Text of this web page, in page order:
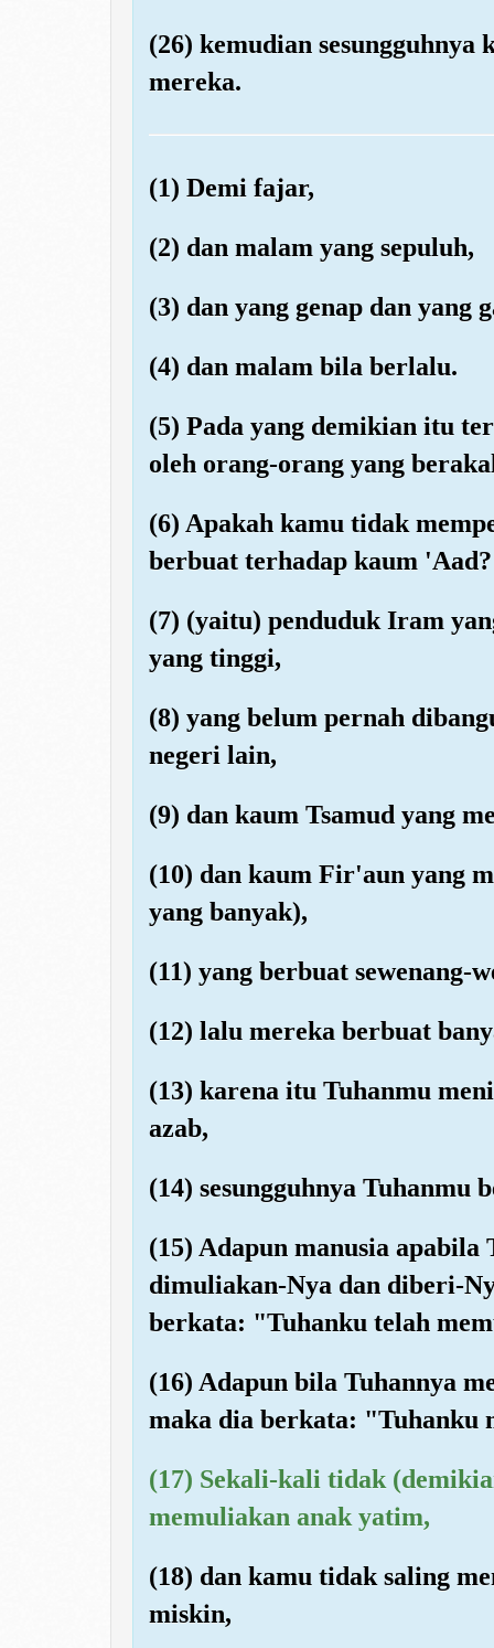
(26) kemudian
mereka.
(1) Demi fajar,
(2) dan malam yang sepuluh,
(3) dan yang genap dan yang
(4) dan malam bila berlalu.
(5) Pada yang demikian itu
oleh orang-orang yang
(6) Apakah kamu tidak
berbuat terhadap kaum 'Aad?
(7) (yaitu) penduduk Iram
yang tinggi,
(8) yang belum pernah
negeri lain,
(9) dan kaum Tsamud yang
(10) dan kaum Fir'aun yang
yang banyak),
(11) yang berbuat sewenang-
(12) lalu mereka berbuat
(13) karena itu Tuhanmu
azab,
(14) sesungguhnya Tuhanmu
(15) Adapun manusia
dimuliakan-Nya dan diberi-
berkata: "Tuhanku telah
(16) Adapun bila Tuhannya
maka dia berkata: "Tuhanku
(17) Sekali-kali tidak
memuliakan anak yatim,
(18) dan kamu tidak saling
miskin,